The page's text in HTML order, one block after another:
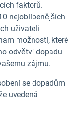
faktorů.
nejoblíbenějších
uživateli
možností, které
odvětví dopadu
zájmu.
se dopadům
uvedená